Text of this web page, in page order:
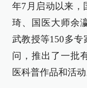
年7月启动以来，
琦、国医大师余
武教授等150多
问，推出了一批
医科普作品和活动